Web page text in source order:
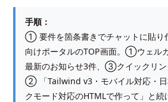
手順：
① 要件を箇条書きでチャットに貼り
向けポータルのTOP画面。①ウェ
最新のお知らせ3件、③クイックリン
② 「Tailwind v3・モバイル対応・日
クモード対応のHTMLで作って」と続